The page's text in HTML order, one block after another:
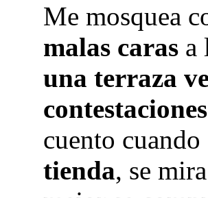
Me mosquea
malas caras a
una terraza
contestaciones
cuento
tienda, se